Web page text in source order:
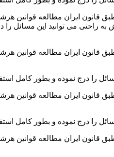
قانون ایران مطالعه قوانین
راحتی می توانید این مسائل را
قانون ایران مطالعه قوانین
را درج نموده و بطور کامل
قانون ایران مطالعه قوانین
را درج نموده و بطور کامل
قانون ایران مطالعه قوانین